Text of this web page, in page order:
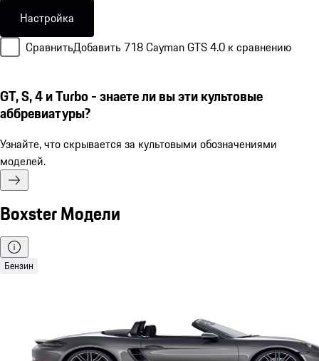
Настройка
СравнитьДобавить 718 Cayman GTS 4.0 к сравнению
GT, S, 4 и Turbo - знаете ли вы эти культовые
аббревиатуры?
Узнайте, что скрывается за культовыми обозначениями
моделей.
Boxster Модели
Бензин